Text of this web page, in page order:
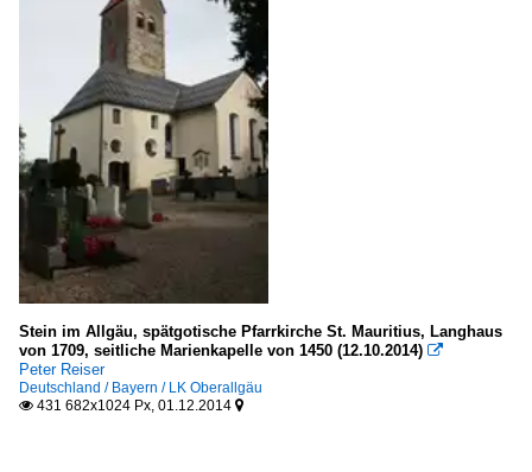
Stein im Allgäu, spätgotische Pfarrkirche St. Mauritius, Langhaus
von 1709, seitliche Marienkapelle von 1450 (12.10.2014) 
Peter Reiser
Deutschland / Bayern / LK Oberallgäu
 431 682x1024 Px, 01.12.2014 